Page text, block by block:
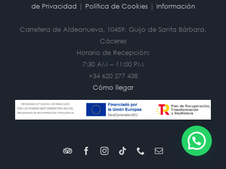
de Privacidad
Política de Cookies| Información
Carretera de Aldeanueva, 10459, Guijo de Santa Bárbara,
Cáceres
Horario de Recepción:
7:30 AM – 11:00 PM
+34 620 277 438
Cómo llegar
Trip
FacebookInstagram
Tiktok PhoneCorreo
electrónico